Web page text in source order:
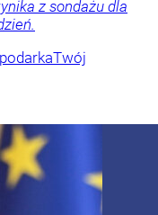
z sondażu dla
Twój